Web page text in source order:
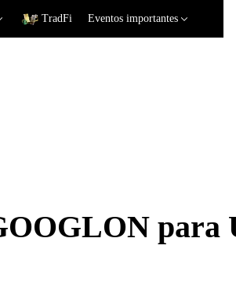
TradFi Eventos importantes
para